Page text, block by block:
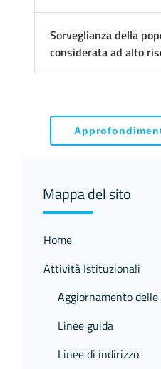
Sorveglianza della
considerata ad alto
Mappa del sito
Home
Attività Istituzionali
Aggiornamento
Linee guida
Linee di indirizzo